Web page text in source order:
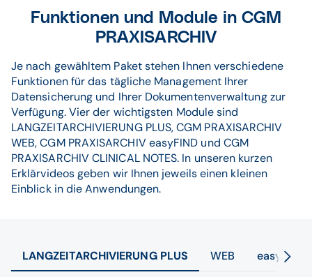
Funktionen und Module in CGM
PRAXISARCHIV
Je nach gewähltem Paket stehen Ihnen verschiedene
Funktionen für das tägliche Management Ihrer
Datensicherung und Ihrer Dokumentenverwaltung zur
Verfügung. Vier der wichtigsten Module sind
LANGZEITARCHIVIERUNG PLUS, CGM PRAXISARCHIV
WEB, CGM PRAXISARCHIV easyFIND und CGM
PRAXISARCHIV CLINICAL NOTES. In unseren kurzen
Erklärvideos geben wir Ihnen jeweils einen kleinen
Einblick in die Anwendungen.
LANGZEITARCHIVIERUNG PLUS WEB easyFIND